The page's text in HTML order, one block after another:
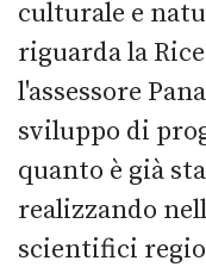
culturale e
riguarda la
l'assessore
sviluppo di
quanto è già
realizzando
scientifici